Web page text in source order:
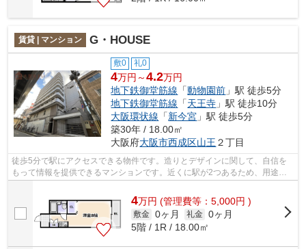
賃貸 | マンション G・HOUSE
敷0 礼0
4万円～4.2万円
地下鉄御堂筋線 「動物園前 」駅 徒歩5分
地下鉄御堂筋線 「天王寺 」駅 徒歩10分
大阪環状線 「新今宮 」駅 徒歩5分
築30年 / 18.00㎡
大阪府大阪市西成区山王 ２丁目
徒歩5分で駅にアクセスできる物件です。造りとデザインに関して、自信を
もって情報を提供できるマンションです。近くに駅が2つあるため、用途や
4万円 (管理費等：5,000円 )
敷金 0ヶ月 礼金 0ヶ月
5階 / 1R / 18.00㎡